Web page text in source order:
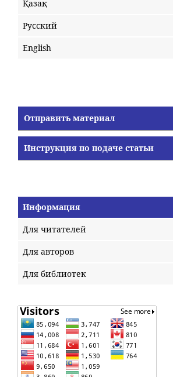
Қазақ
Русский
English
Отправить материал
Инструкция по подаче статьи
Информация
Для читателей
Для авторов
Для библиотек